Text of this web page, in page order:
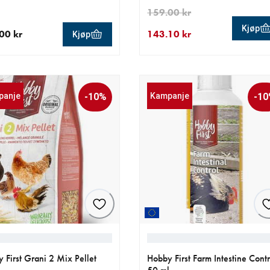
kr Kjøp 143.10 kr
159.00 kr
Kjøp
-10%
First Grani 2 Mix Pellet
Kampanje -
Hobby First Farm Intestine